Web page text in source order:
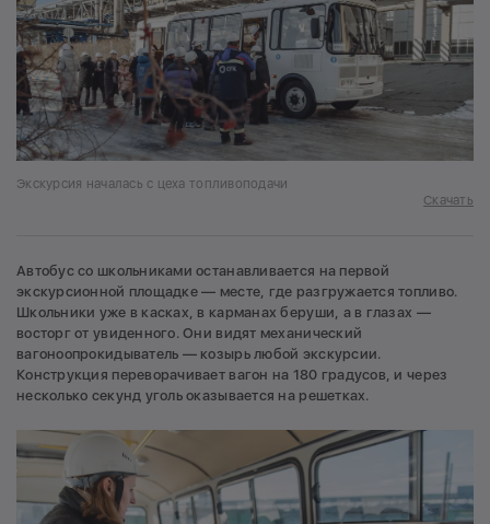
Экскурсия началась с цеха топливоподачи
Скачать
Автобус со школьниками останавливается на первой
экскурсионной площадке — месте, где разгружается топливо.
Школьники уже в касках, в карманах беруши, а в глазах —
восторг от увиденного. Они видят механический
вагоноопрокидыватель — козырь любой экскурсии.
Конструкция переворачивает вагон на 180 градусов, и через
несколько секунд уголь оказывается на решетках.